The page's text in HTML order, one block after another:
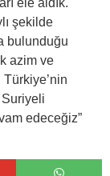
ele aldık.
şekilde
bulunduğu
azim ve
Türkiye’nin
edeceğiz”